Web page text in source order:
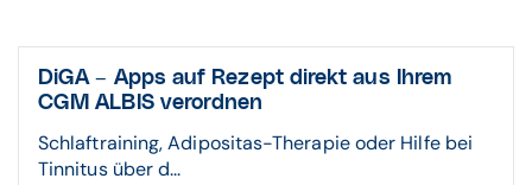
DiGA – Apps auf Rezept direkt aus Ihrem
CGM ALBIS verordnen
Schlaftraining, Adipositas-Therapie oder Hilfe bei
Tinnitus über d...